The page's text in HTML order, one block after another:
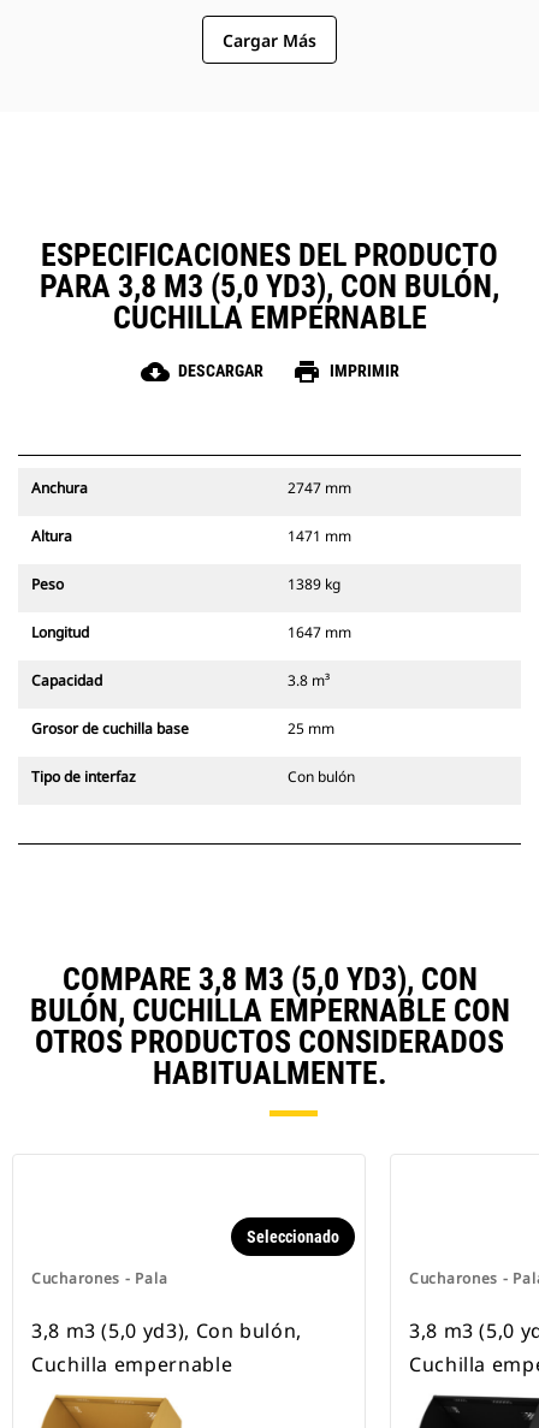
Cargar Más
ESPECIFICACIONES DEL PRODUCTO
PARA 3,8 M3 (5,0 YD3), CON BULÓN,
CUCHILLA EMPERNABLE
cloud_download DESCARGAR print IMPRIMIR
Anchura 2747 mm
Altura 1471 mm
Peso 1389 kg
Longitud 1647 mm
Capacidad 3.8 m³
Grosor de cuchilla base 25 mm
Tipo de interfaz Con bulón
COMPARE 3,8 M3 (5,0 YD3), CON
BULÓN, CUCHILLA EMPERNABLE CON
OTROS PRODUCTOS CONSIDERADOS
HABITUALMENTE.
Cucharones - Pala
Seleccionado
3,8 m3 (5,0 yd3), Con bulón,
Cuchilla empernable
Cucharones -
3,8 m3 (5,0
Cuchilla